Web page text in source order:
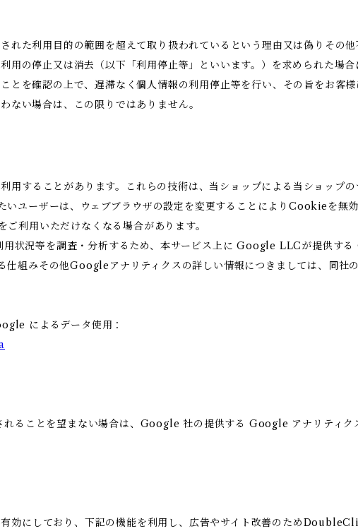
れた利用目的の範囲を超えて取り扱われているという理由又は偽りその
用の停止又は消去（以下「利用停止等」といいます。）を求められた場
とを確認の上で、遅滞なく個人情報の利用停止等を行い、その旨をお客
ない場合は、この限りではありません。
用することがあります。これらの技術は、当ショップによる当ショップ
ユーザーは、ウェブブラウザの設定を変更することによりCookieを無
利用いただけなくなる場合があります。
用状況等を調査・分析するため、本サービス上に Google LLCが提供す
組みその他Googleアナリティクスの詳しい情報につきましては、同社の
によるデータ使用：
ることを望まない場合は、Google 社の提供する Google アナリティク
効にしており、下記の機能を利用し、広告やサイト改善のため